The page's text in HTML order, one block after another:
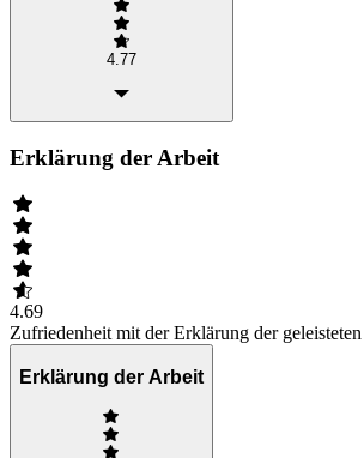
4.77
Erklärung der Arbeit
4.69
Zufriedenheit mit der Erklärung der
Erklärung der Arbeit